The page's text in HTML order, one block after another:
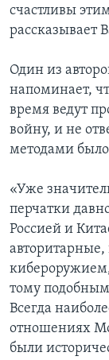
счастливы
рассказывает
Один из
напоминает,
время ведут
войну, и не
методами
«Уже
перчатки
Россией и
тому
Всегда
отношениях
были